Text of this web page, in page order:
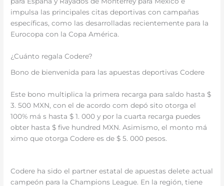
impulsa las principales citas deportivas con campañas
específicas, como las desarrolladas recientemente para la
Eurocopa con la Copa América.
¿Cuánto regala Codere?
Bono de bienvenida para las apuestas deportivas Codere
Este bono multiplica la primera recarga para saldo hasta $
3. 500 MXN, con el de acordo com depó sito otorga el
100% má s hasta $ 1. 000 y por la cuarta recarga puedes
obter hasta $ five hundred MXN. Asimismo, el monto má
ximo que otorga Codere es de $ 5. 000 pesos.
Codere ha sido el partner estatal de apuestas delete actual
campeón para la Champions League. En la región, tiene